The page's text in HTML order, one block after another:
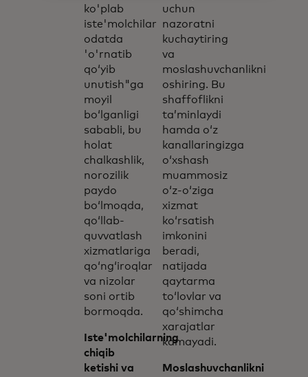
ko'plab
iste'molchilar
odatda
'o'rnatib
qo‘yib
unutish"ga
moyil
bo‘lganligi
sababli, bu
holat
chalkashlik,
norozilik
paydo
bo‘lmoqda,
qo‘llab-
quvvatlash
xizmatlariga
qo‘ng‘iroqlar
va nizolar
soni ortib
bormoqda.
Iste'molchilarning
chiqib
ketishi va
uchun
nazoratni
kuchaytiring
va
moslashuvchanlikni
oshiring. Bu
shaffoflikni
ta’minlaydi
hamda o‘z
kanallaringizga
o‘xshash
muammosiz
o‘z-o‘ziga
xizmat
ko‘rsatish
imkonini
beradi,
natijada
qaytarma
to‘lovlar va
qo‘shimcha
xarajatlar
kamayadi.
Moslashuvchanlikni